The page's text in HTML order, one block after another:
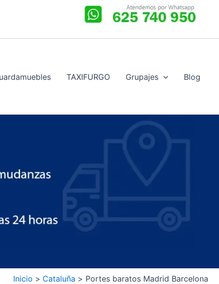
TAXIFURGO Grupajes Blog
Inicio Cataluña Portes baratos Madrid Barcelona